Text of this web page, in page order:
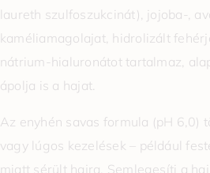
laureth szulfoszukcinát), jojoba-,
kaméliamagolajat, hidrolizált
nátrium-hialuronátot tartalmaz,
ápolja is a hajat.
Az enyhén savas formula (pH 6,0)
vagy lúgos kezelések – például
miatt sérült hajra. Semlegesíti a